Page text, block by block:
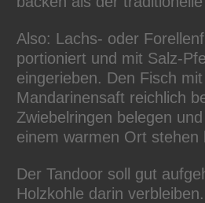
Also: Lachs- oder
portioniert und mit Salz-
eingerieben. Den Fisch
Mandarinensaft reichlich
Zwiebelringen belegen
einem warmen Ort stehen
Der Tandoor soll gut
Holzkohle darin